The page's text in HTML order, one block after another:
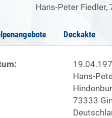
Hans-Peter
Deckakte
Hans-
73333